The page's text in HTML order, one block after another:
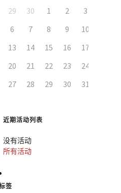
29 30 1 2 3
6
7 8 9 10
13
14 15 16 17
20
21 22 23 24
27
28 29 30 31
近期活动列表
没有活动
所有活动
签